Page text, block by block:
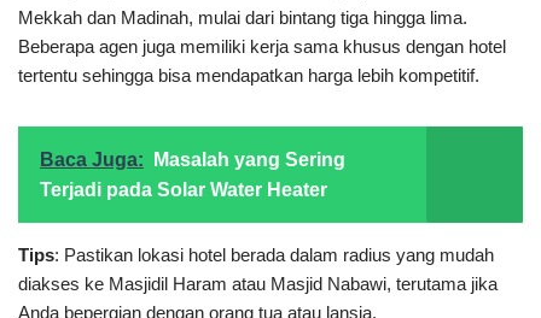
Mekkah dan Madinah, mulai dari bintang tiga hingga lima.
Beberapa agen juga memiliki kerja sama khusus dengan hotel
tertentu sehingga bisa mendapatkan harga lebih kompetitif.
Baca Juga:
Masalah yang Sering
Terjadi pada Solar Water Heater
Tips: Pastikan lokasi hotel berada dalam radius yang mudah
diakses ke Masjidil Haram atau Masjid Nabawi, terutama jika
Anda bepergian dengan orang tua atau lansia.